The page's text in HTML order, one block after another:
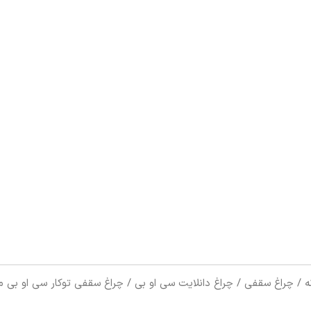
چراغ سقفی چراغ دانلایت سی او بی چراغ سقفی توکار سی او بی